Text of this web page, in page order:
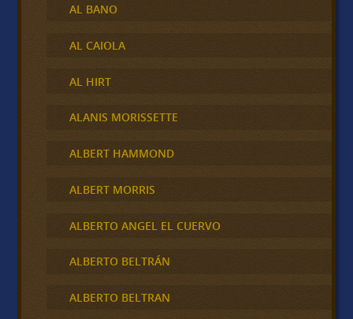
AL BANO
AL CAIOLA
AL HIRT
ALANIS MORISSETTE
ALBERT HAMMOND
ALBERT MORRIS
ALBERTO ANGEL EL CUERVO
ALBERTO BELTRÁN
ALBERTO BELTRAN